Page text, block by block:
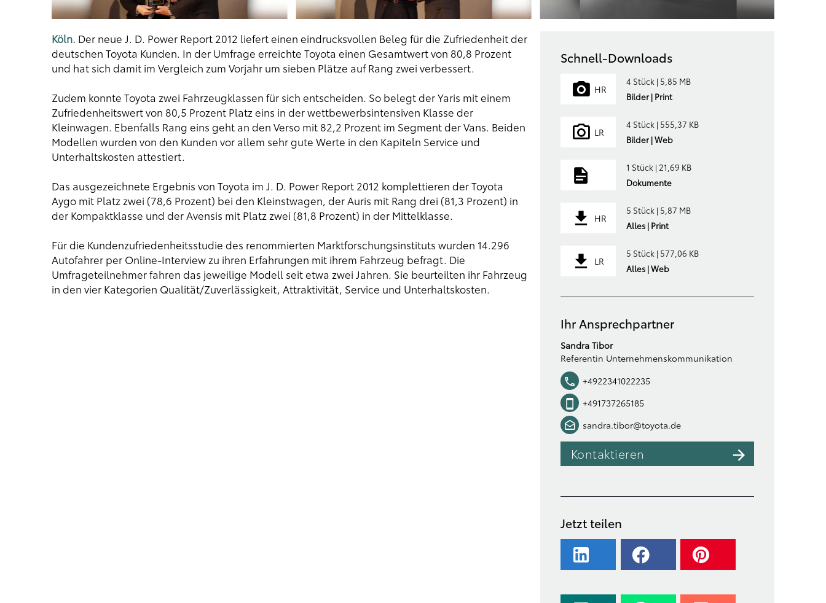
Köln. Der neue J. D. Power Report 2012 liefert einen eindrucksvollen Beleg für die Zufriedenheit der
deutschen Toyota Kunden. In der Umfrage erreichte Toyota einen Gesamtwert von 80,8 Prozent
und hat sich damit im Vergleich zum Vorjahr um sieben Plätze auf Rang zwei verbessert.
Zudem konnte Toyota zwei Fahrzeugklassen für sich entscheiden. So belegt der Yaris mit einem
Zufriedenheitswert von 80,5 Prozent Platz eins in der wettbewerbsintensiven Klasse der
Kleinwagen. Ebenfalls Rang eins geht an den Verso mit 82,2 Prozent im Segment der Vans. Beiden
Modellen wurden von den Kunden vor allem sehr gute Werte in den Kapiteln Service und
Unterhaltskosten attestiert.
Das ausgezeichnete Ergebnis von Toyota im J. D. Power Report 2012 komplettieren der Toyota
Aygo mit Platz zwei (78,6 Prozent) bei den Kleinstwagen, der Auris mit Rang drei (81,3 Prozent) in
der Kompaktklasse und der Avensis mit Platz zwei (81,8 Prozent) in der Mittelklasse.
Für die Kundenzufriedenheitsstudie des renommierten Marktforschungsinstituts wurden 14.296
Autofahrer per Online-Interview zu ihren Erfahrungen mit ihrem Fahrzeug befragt. Die
Umfrageteilnehmer fahren das jeweilige Modell seit etwa zwei Jahren. Sie beurteilten ihr Fahrzeug
in den vier Kategorien Qualität/Zuverlässigkeit, Attraktivität, Service und Unterhaltskosten.
Schnell-Downloads
HR
4 Stück | 5,85 MB
Bilder | Print
LR
4 Stück | 555,37 KB
Bilder | Web
1 Stück | 21,69 KB
Dokumente
HR
5 Stück | 5,87 MB
Alles | Print
LR
5 Stück | 577,06 KB
Alles | Web
Ihr Ansprechpartner
Sandra Tibor
Referentin Unternehmenskommunikation
+4922341022235
+491737265185
sandra.tibor@toyota.de
Kontaktieren
Jetzt teilen